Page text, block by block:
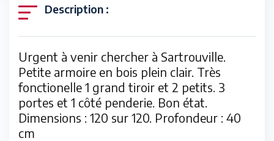
Description :
Urgent à venir chercher à Sartrouville.
Petite armoire en bois plein clair. Très
fonctionelle 1 grand tiroir et 2 petits. 3
portes et 1 côté penderie. Bon état.
Dimensions : 120 sur 120. Profondeur : 40
cm